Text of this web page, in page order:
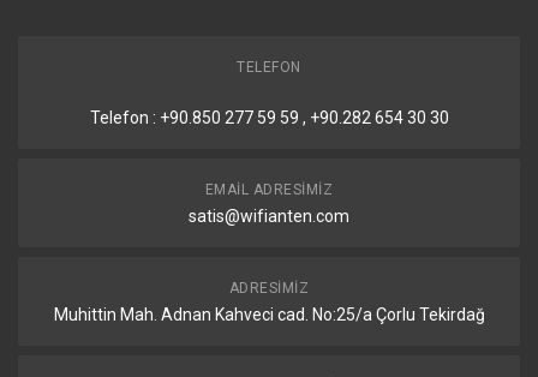
Diğer Özellikler
TELEFON
Telefon : +90.850 277 59 59 , +90.282 654 30 30
EMAIL ADRESIMIZ
satis@wifianten.com
ADRESIMIZ
Muhittin Mah. Adnan Kahveci cad. No:25/a Çorlu Tekirdağ